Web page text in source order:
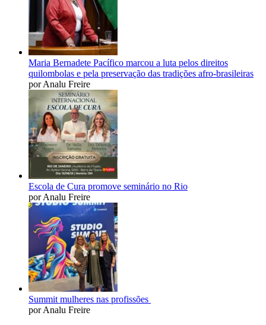
Maria Bernadete Pacífico marcou a luta pelos direitos
quilombolas e pela preservação das tradições afro-brasileiras
por Analu Freire
Escola de Cura promove seminário no Rio
por Analu Freire
Summit mulheres nas profissões
por Analu Freire